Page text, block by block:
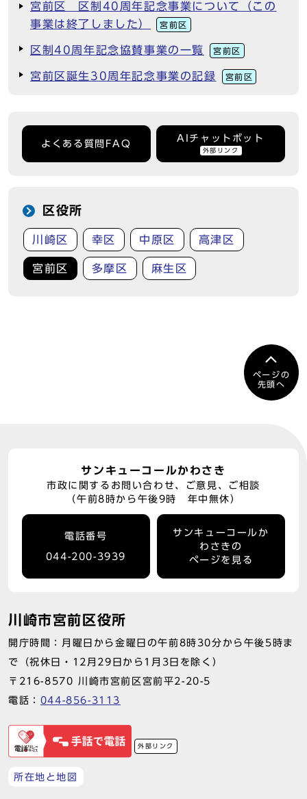
宮前区 区制40周年記念事業について（この
事業は終了しました）
宮前区
区制40周年記念協賛事業の一覧 宮前区
宮前区誕生30周年記念事業の記録 宮前区
よくある質問FAQ
AIチャットボット
外部リンク
区役所
川崎区 幸区 中原区 高津区
宮前区 多摩区 麻生区
ページの
先頭へ
サンキューコールかわさき
市政に関するお問い合わせ、ご意見、ご相談
（午前8時から午後9時 年中無休）
電話番号
044-200-3939
サンキューコールか
わさきの
ページを見る
川崎市宮前区役所
開庁時間：月曜日から金曜日の午前8時30分から午後5時ま
で（祝休日・12月29日から1月3日を除く）
〒216-8570 川崎市宮前区宮前平2-20-5
電話： 044-856-3113
外部リンク
所在地と地図